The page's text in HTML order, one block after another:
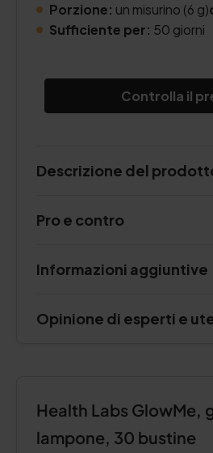
Porzione: un misurino (6 g)
Sufficiente per: 50 giorni
Controlla il
Descrizione del
Pro e contro
Informazioni aggiuntive
Opinione di esperti e
Health Labs GlowMe,
lampone, 30 bustine